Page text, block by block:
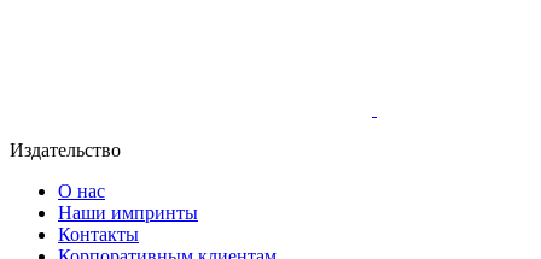
Издательство
О нас
Наши импринты
Контакты